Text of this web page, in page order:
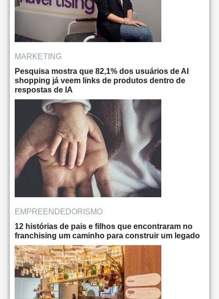
MARKETING
Pesquisa mostra que 82,1% dos usuários de AI
shopping já veem links de produtos dentro de
respostas de IA
EMPREENDEDORISMO
12 histórias de pais e filhos que encontraram no
franchising um caminho para construir um legado